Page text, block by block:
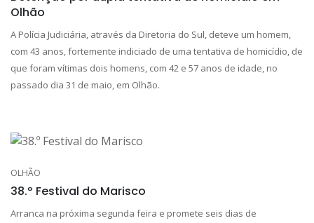
Olhão
A Polícia Judiciária, através da Diretoria do Sul, deteve um homem,
com 43 anos, fortemente indiciado de uma tentativa de homicídio, de
que foram vítimas dois homens, com 42 e 57 anos de idade, no
passado dia 31 de maio, em Olhão.
OLHÃO
38.º Festival do Marisco
Arranca na próxima segunda feira e promete seis dias de